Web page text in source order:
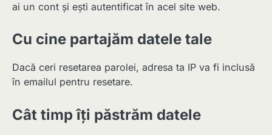
ai un cont și ești autentificat în acel site web.
Cu cine partajăm datele tale
Dacă ceri resetarea parolei, adresa ta IP va fi inclusă
în emailul pentru resetare.
Cât timp îți păstrăm datele